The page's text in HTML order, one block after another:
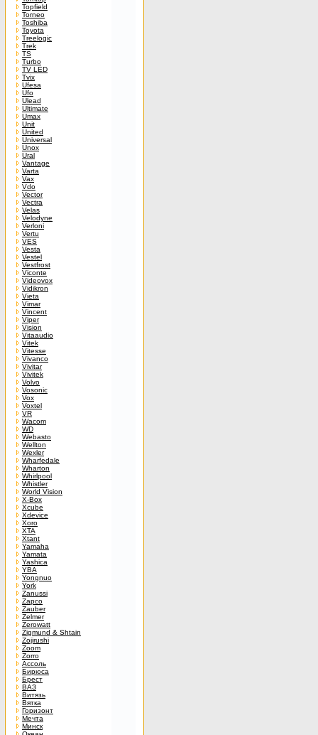
Topfield
Torneo
Toshiba
Toyota
Treelogic
Trek
TS
Turbo
TV LED
Tvix
Ufesa
Ufo
Ulead
Ultimate
Umax
Unit
United
Universal
Unox
Ural
Vantage
Varta
Vax
Vdo
Vector
Vectra
Velas
Velodyne
Verloni
Vertu
VES
Vesta
Vestel
Vestfrost
Viconte
Videovox
Vidikron
Vieta
Vimar
Vincent
Viper
Vision
Vitaaudio
Vitek
Vitesse
Vivanco
Vivitar
Vivitek
Volvo
Vosonic
Vox
Voxtel
VR
Wacom
WD
Webasto
Wellton
Wexler
Wharfedale
Wharton
Whirlpool
Whistler
World Vision
X-Box
Xcube
Xdevice
Xoro
XTA
Xtant
Yamaha
Yamata
Yashica
YBA
Yongnuo
York
Zanussi
Zapco
Zauber
Zelmer
Zerowatt
Zigmund & Shtain
Zojirushi
Zoom
Zorro
Ассоль
Бирюса
Брест
ВАЗ
Витязь
Вятка
Горизонт
Мечта
Минск